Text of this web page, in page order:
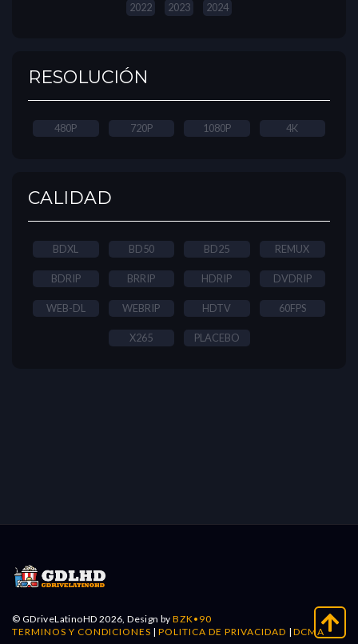
2022 2023 2024
RESOLUCIÓN
480P 720P 1080P 4K
CALIDAD
BDXL BD50 BD25 REMUX
BDRIP BRRIP HDRIP DVDRIP
WEB-DL WEBRIP HDTV 60FPS
X265 PLACEBO
© GDriveLatinoHD 2026, Design byBZK•90
TERMINOS Y CONDICIONES |POLITICA DE PRIVACIDAD |DCMA